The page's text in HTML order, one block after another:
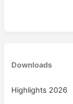
Downloads
Highlights 2026